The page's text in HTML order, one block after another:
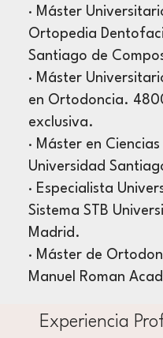
· Máster
Ortopedia
Santiago de
· Máster
en Ortodoncia.
exclusiva.
· Máster en
Universidad
· Especialista
Sistema STB
Madrid.
· Máster de
Manuel Roman
Experiencia